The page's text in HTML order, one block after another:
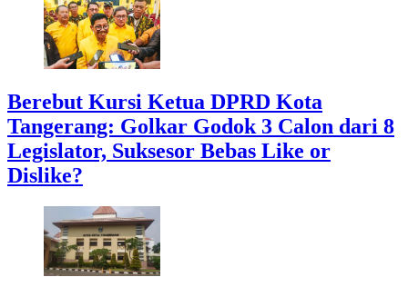
Berebut Kursi Ketua DPRD Kota
Tangerang: Golkar Godok 3 Calon dari 8
Legislator, Suksesor Bebas Like or
Dislike?